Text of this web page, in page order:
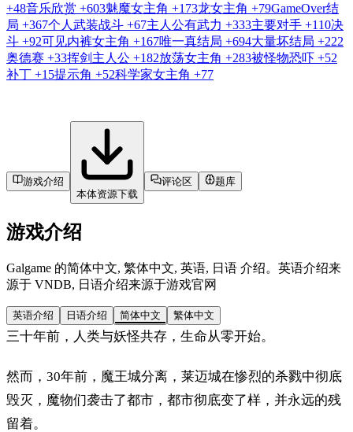
+48音乐欣赏 +603魅魔女主角 +173龙女主角 +79GameOver结
局 +367个人武装战斗 +67主人公有武力 +333主要对手 +110决
斗 +92可见内裤女主角 +167唯一真结局 +694大量坏结局 +222
奥德赛 +33挥剑主人公 +182放荡女主角 +283被怪物恐吓 +52
补丁 +15提示角 +52科学家女主角 +77
游戏介绍
本体资源下载
评论区 题库
游戏介绍
Galgame 的简体中文, 繁体中文, 英语, 日语 介绍。英语介绍来
源于 VNDB, 日语介绍来源于游戏官网
英语介绍 日语介绍 简体中文 繁体中文
三十年前，人类与妖怪共存，生命从零开始。
然而，30年前，魔王城分离，莱迈城在惨烈的杀戮中彻底
毁灭，魔物们袭击了都市，都市彻底变了样，并永远的残
留着。